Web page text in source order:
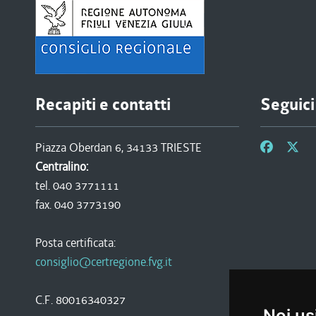
Recapiti e contatti
Piazza Oberdan 6, 34133 TRIESTE
Centralino:
tel. 040 3771111
fax. 040 3773190
Posta certificata:
consiglio@certregione.fvg.it
C.F. 80016340327